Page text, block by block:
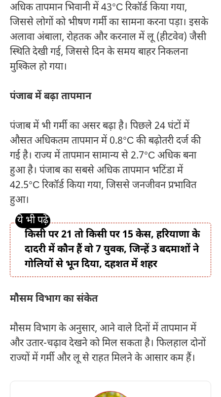
अधिक तापमान भिवानी में 43°C रिकॉर्ड किया गया,
जिससे लोगों को भीषण गर्मी का सामना करना पड़ा। इसके
अलावा अंबाला, रोहतक और करनाल में लू (हीटवेव) जैसी
स्थिति देखी गई, जिससे दिन के समय बाहर निकलना
मुश्किल हो गया।
पंजाब में बढ़ा तापमान
पंजाब में भी गर्मी का असर बढ़ा है। पिछले 24 घंटों में
औसत अधिकतम तापमान में 0.8°C की बढ़ोतरी दर्ज की
गई है। राज्य में तापमान सामान्य से 2.7°C अधिक बना
हुआ है। पंजाब का सबसे अधिक तापमान भटिंडा में
42.5°C रिकॉर्ड किया गया, जिससे जनजीवन प्रभावित
हुआ।
किसी पर 21 तो किसी पर 15 केस, हरियाणा के
दादरी में कौन हैं वो 7 युवक, जिन्हें 3 बदमाशों ने
गोलियों से भून दिया, दहशत में शहर
मौसम विभाग का संकेत
मौसम विभाग के अनुसार, आने वाले दिनों में तापमान में
और उतार-चढ़ाव देखने को मिल सकता है। फिलहाल दोनों
राज्यों में गर्मी और लू से राहत मिलने के आसार कम हैं।